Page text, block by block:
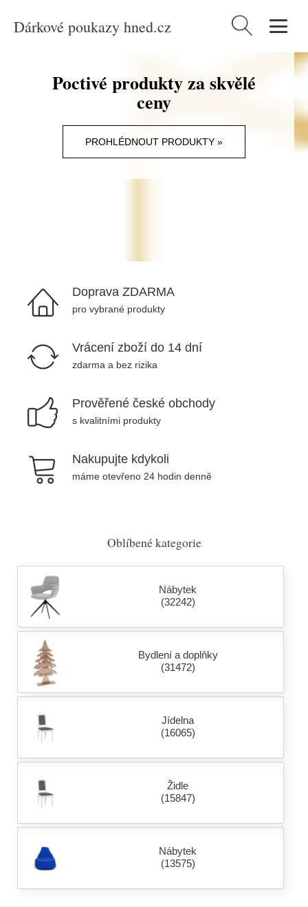
Dárkové poukazy hned.cz Vyhledávání
Poctivé produkty za skvělé
ceny
PROHLÉDNOUT PRODUKTY »
Doprava ZDARMA
pro vybrané produkty
Vrácení zboží do 14 dní
zdarma a bez rizika
Prověřené české obchody
s kvalitními produkty
Nakupujte kdykoli
máme otevřeno 24 hodin denně
Oblíbené kategorie
Nábytek
(32242)
Bydlení a doplňky
(31472)
Jídelna
(16065)
Židle
(15847)
Nábytek
(13575)